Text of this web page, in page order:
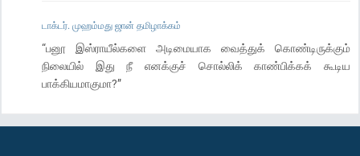
டாக்டர். முஹம்மது ஜான் தமிழாக்கம்
“பனூ இஸ்ராயீல்களை அடிமையாக வைத்துக் கொண்டிருக்கும்
நிலையில் இது நீ எனக்குச் சொல்லிக் காண்பிக்கக் கூடிய
பாக்கியமாகுமா?”